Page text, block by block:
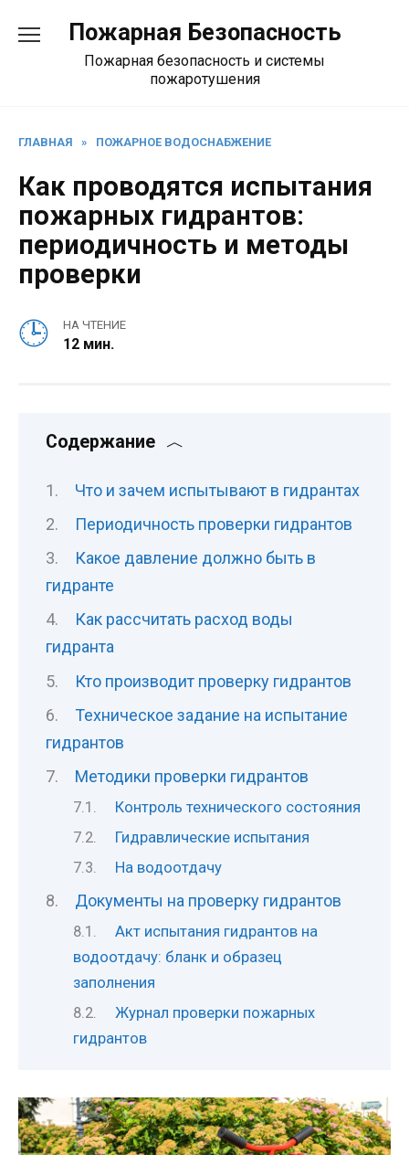
содержанию
Пожарная Безопасность
Пожарная безопасность и системы
пожаротушения
ГЛАВНАЯ » ПОЖАРНОЕ ВОДОСНАБЖЕНИЕ
Как проводятся испытания
пожарных гидрантов:
периодичность и методы
проверки
НА ЧТЕНИЕ
12 мин.
Содержание
Что и зачем испытывают в гидрантах
Периодичность проверки гидрантов
Какое давление должно быть в
гидранте
Как рассчитать расход воды
гидранта
Кто производит проверку гидрантов
Техническое задание на испытание
гидрантов
Методики проверки гидрантов
Контроль технического состояния
Гидравлические испытания
На водоотдачу
Документы на проверку гидрантов
Акт испытания гидрантов на
водоотдачу: бланк и образец
заполнения
Журнал проверки пожарных
гидрантов